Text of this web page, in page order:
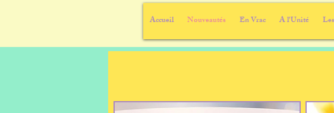
Accueil Nouveautés En Vrac A l'Unité